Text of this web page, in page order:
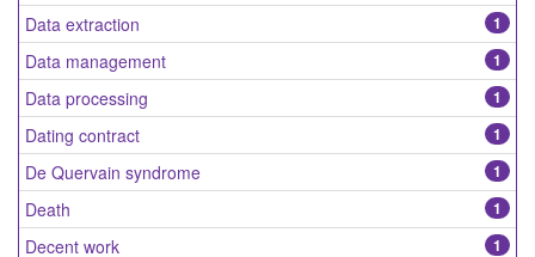
Data extraction 1
Data management 1
Data processing 1
Dating contract 1
De Quervain syndrome 1
Death 1
Decent work 1